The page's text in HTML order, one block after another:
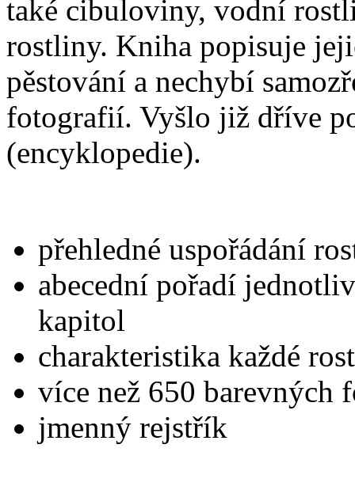
také cibuloviny, vodní
rostliny. Kniha popisuje
pěstování a nechybí
fotografií. Vyšlo již dříve
(encyklopedie).
přehledné uspořádání
abecední pořadí
kapitol
charakteristika každé
více než 650 barevných
jmenný rejstřík